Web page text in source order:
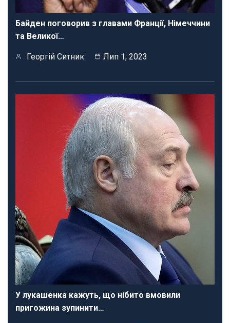
Байден поговорив з главами Франції, Німеччини
та Великої…
Георгій Ситник Лип 1, 2023
У лукашенка кажуть, що нібито вмовили
пригожина зупинити…